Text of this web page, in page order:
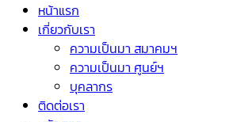
หน้าแรก
เกี่ยวกับเรา
ความเป็นมา สมาคมฯ
ความเป็นมา ศูนย์ฯ
บุคลากร
ติดต่อเรา